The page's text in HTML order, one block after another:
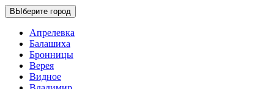
ВЫберите город
Апрелевка
Балашиха
Бронницы
Верея
Видное